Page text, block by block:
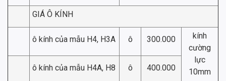
GIÁ Ô KÍNH
ô kính của mẫu H4, H3A ô 300.000
kính
cường
lực
10mm
ô kính của mẫu H4A, H8 ô 400.000